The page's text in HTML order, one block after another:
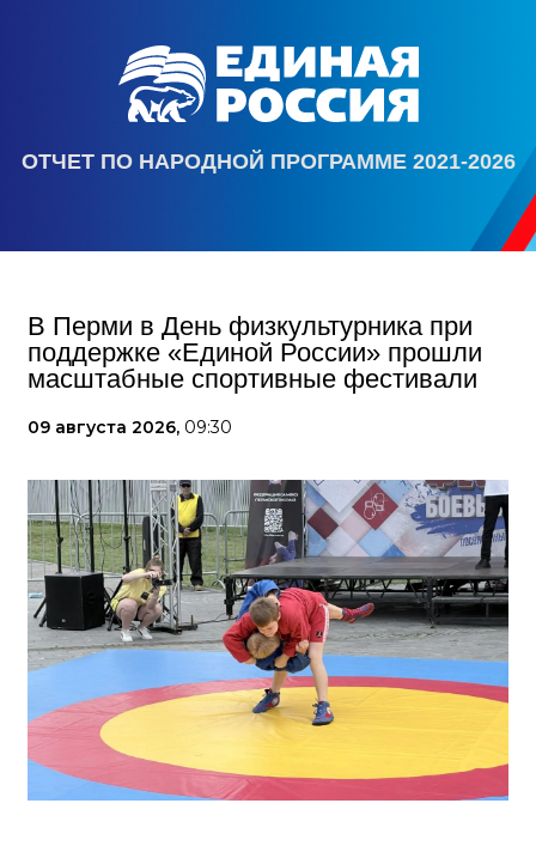
ОТЧЕТ ПО НАРОДНОЙ ПРОГРАММЕ 2021-2026
В Перми в День физкультурника при
поддержке «Единой России» прошли
масштабные спортивные фестивали
09 августа 2026, 09:30